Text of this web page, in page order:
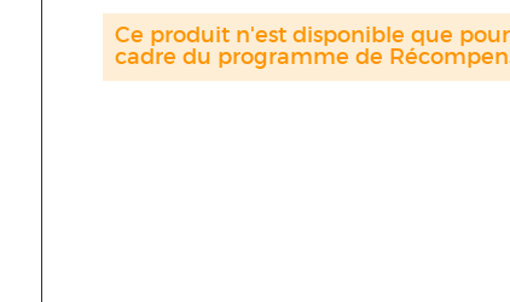
Ce produit n'est disponible que
cadre du programme de